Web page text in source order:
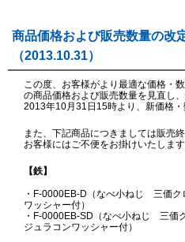
商品価格および販売数量の改
（2013.10.31）
この度、お客様がより最適な価格・
の商品価格および販売数量を見直し、
2013年10月31日15時より、新価格・
また、下記商品につきましては販売
お客様にはご不便をお掛けいたしま
【鉄】
・F-0000EB-D（なべ小ねじ 三価
ワッシャー付）
・F-0000EB-SD（なべ小ねじ 三価
ジュラコンワッシャー付）